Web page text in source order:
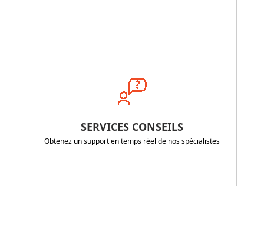
SERVICES CONSEILS
Obtenez un support en temps réel de nos spécialistes